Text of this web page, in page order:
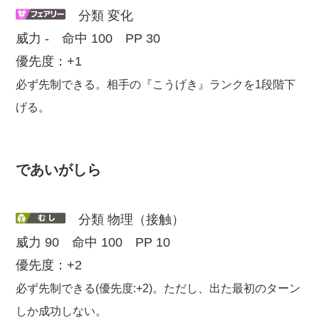
分類 変化
威力 - 命中 100 PP 30
優先度：+1
必ず先制できる。相手の『こうげき』ランクを1段階下
げる。
であいがしら
分類 物理（接触）
威力 90 命中 100 PP 10
優先度：+2
必ず先制できる(優先度:+2)。ただし、出た最初のターン
しか成功しない。